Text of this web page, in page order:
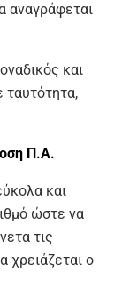
αναγράφεται
και
Π.Α.
και
ώστε να
τις
χρειάζεται ο